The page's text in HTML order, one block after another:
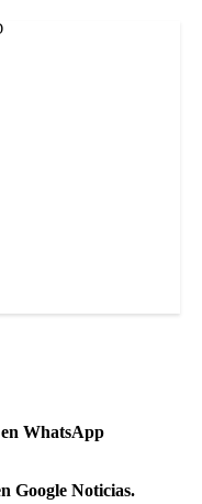
WhatsApp
Google Noticias.